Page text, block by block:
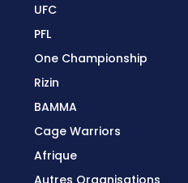
UFC
PFL
One Championship
Rizin
BAMMA
Cage Warriors
Afrique
Autres Organisations